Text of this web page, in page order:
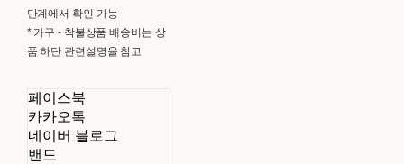
단계에서 확인 가능
* 가구 - 착불상품 배송비는 상
품 하단 관련설명을 참고
페이스북
카카오톡
네이버 블로그
밴드